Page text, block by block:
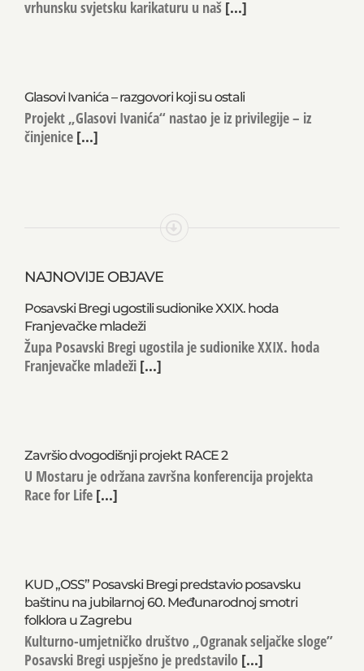
vrhunsku svjetsku karikaturu u naš [...]
Glasovi Ivanića – razgovori koji su ostali
Projekt „Glasovi Ivanića“ nastao je iz privilegije – iz
činjenice [...]
NAJNOVIJE OBJAVE
Posavski Bregi ugostili sudionike XXIX. hoda
Franjevačke mladeži
Župa Posavski Bregi ugostila je sudionike XXIX. hoda
Franjevačke mladeži [...]
Završio dvogodišnji projekt RACE 2
U Mostaru je održana završna konferencija projekta
Race for Life [...]
KUD „OSS” Posavski Bregi predstavio posavsku
baštinu na jubilarnoj 60. Međunarodnoj smotri
folklora u Zagrebu
Kulturno-umjetničko društvo „Ogranak seljačke sloge”
Posavski Bregi uspješno je predstavilo [...]